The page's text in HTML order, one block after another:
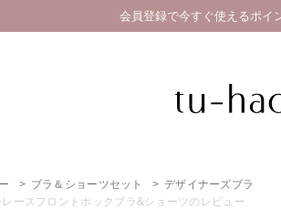
ブラ＆ショーツセット
デザイナーズブラ
ースフロントホックブラ&ショーツのレビュー